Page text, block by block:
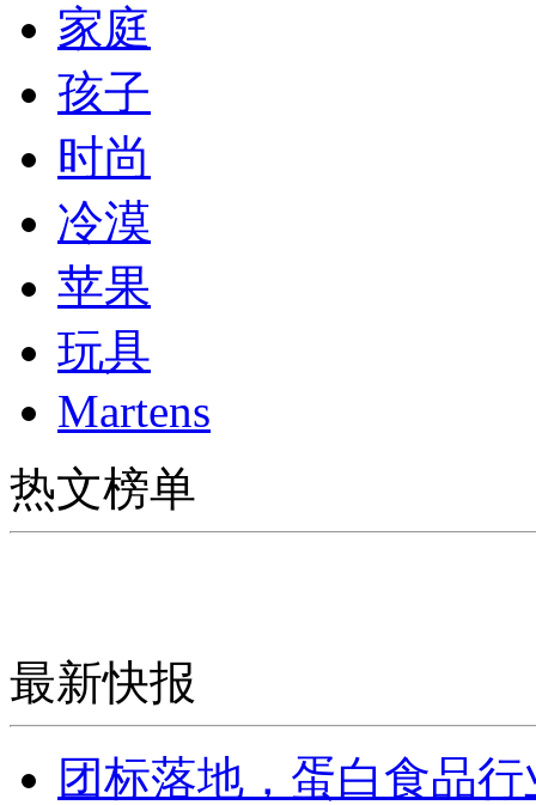
家庭
孩子
时尚
冷漠
苹果
玩具
Martens
热文榜单
最新快报
团标落地，蛋白食品